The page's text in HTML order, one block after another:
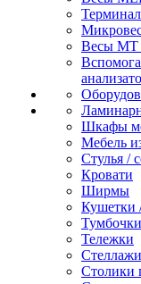
Весы MT
Шкафы
Мебель
Стулья /
Кровати
Ширмы
Кушетки
Тумбочки
Тележки
Стеллажи
Столики